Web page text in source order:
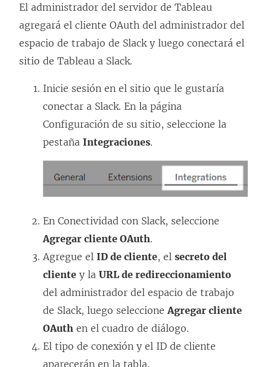
e
a
b
e
n
n
a
v
n
El administrador del servidor de Tableau
agregará el cliente OAuth del administrador del
espacio de trabajo de Slack y luego conectará el
sitio de Tableau a Slack.
Inicie sesión en el sitio que le gustaría
conectar a Slack. En la página
Configuración de su sitio, seleccione la
pestaña Integraciones.
En Conectividad con Slack, seleccione
Agregar cliente OAuth.
Agregue el ID de cliente, el secreto del
cliente y la URL de redireccionamiento
del administrador del espacio de trabajo
de Slack, luego seleccione Agregar cliente
OAuth en el cuadro de diálogo.
El tipo de conexión y el ID de cliente
aparecerán en la tabla.